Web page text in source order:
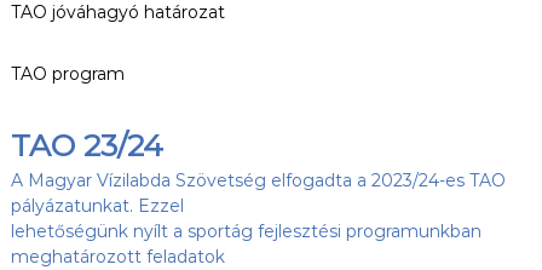
TAO jóváhagyó határozat
TAO program
TAO 23/24
A Magyar Vízilabda Szövetség elfogadta a 2023/24-es TAO
pályázatunkat. Ezzel
lehetőségünk nyílt a sportág fejlesztési programunkban
meghatározott feladatok